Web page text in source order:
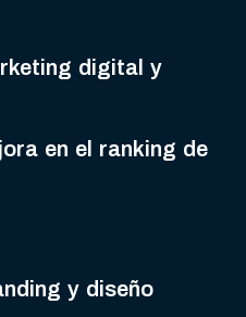
digital y
en el ranking de
y diseño